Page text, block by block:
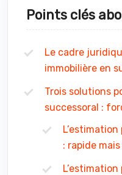
Points clés
Le cadre
immobilière en
Trois solutions
successoral :
: rapide